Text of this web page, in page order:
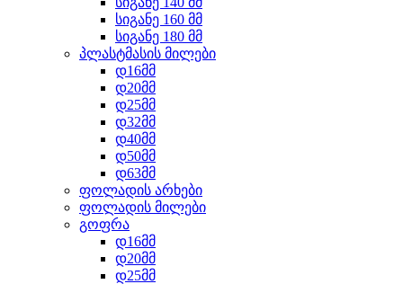
სიგანე 160 მმ
სიგანე 180 მმ
პლასტმასის მილები
დ16მმ
დ20მმ
დ25მმ
დ32მმ
დ40მმ
დ50მმ
დ63მმ
ფოლადის არხები
ფოლადის მილები
გოფრა
დ16მმ
დ20მმ
დ25მმ